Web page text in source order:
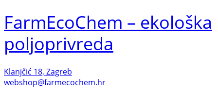
FarmEcoChem – ekološka
poljoprivreda
Klanjčić 18, Zagreb
webshop@farmecochem.hr